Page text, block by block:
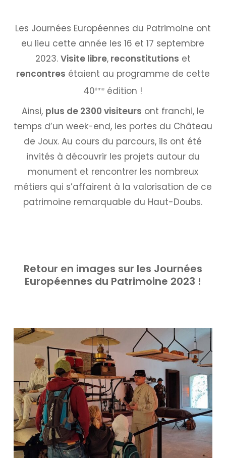
Les Journées Européennes du Patrimoine ont
eu lieu cette année les 16 et 17 septembre
2023. Visite libre,reconstitutions et
rencontres étaient au programme de cette
40ème édition !
Ainsi, plus de 2300 visiteurs ont franchi, le
temps d’un week-end, les portes du Château
de Joux. Au cours du parcours, ils ont été
invités à découvrir les projets autour du
monument et rencontrer les nombreux
métiers qui s’affairent à la valorisation de ce
patrimoine remarquable du Haut-Doubs.
Retour en images sur les Journées
Européennes du Patrimoine 2023 !